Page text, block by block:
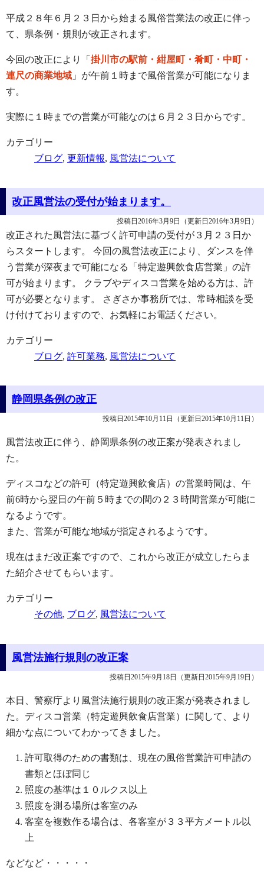
平成２８年６月２３日から始まる風俗営業法の改正に伴っ
て、県条例・規則が改正されます。
今回の改正により「 掛川市の駅前・紺屋町・肴町・中町・
連尺の商業地域 」が午前１時まで風俗営業が可能になりま
す。
実際に１時までの営業が可能なのは６月２３日からです。
カテゴリー
ブログ, 更新情報, 風営法について
改正風営法の受付が始まります。
投稿日2016年3月9日 （更新日2016年3月9日）
改正された風営法に基づく許可申請の受付が３月２３日か
らスタートします。 今回の風営法改正により、ダンスを伴
う営業が深夜まで可能になる「特定遊興飲食店営業」の許
可が始まります。 クラブやディスコ営業を始める方は、許
可が必要となります。 さぎさか事務所では、常時相談を受
け付けておりますので、お気軽にお電話ください。
カテゴリー
ブログ, 許可業務, 風営法について
静岡県条例の改正
投稿日2015年10月11日 （更新日2015年10月11日）
風営法改正に伴う、静岡県条例の改正案が発表されまし
た。
ディスコなどの許可（特定遊興飲食店）の営業時間は、午
前6時から翌日の午前５時までの間の２３時間営業が可能に
なるようです。
また、営業が可能な地域が指定されるようです。
現在はまだ改正案ですので、これから改正が成立したらま
た紹介させてもらいます。
カテゴリー
その他, ブログ, 風営法について
風営法施行規則の改正案
投稿日2015年9月18日 （更新日2015年9月19日）
本日、警察庁より風営法施行規則の改正案が発表されまし
た。ディスコ営業（特定遊興飲食店営業）に関して、より
細かな点についてわかってきました。
許可取得のための書類は、現在の風俗営業許可申請の
書類とほぼ同じ
照度の基準は１０ルクス以上
照度を測る場所は客室のみ
客室を複数作る場合は、各客室が３３平方メートル以
上
などなど・・・・・